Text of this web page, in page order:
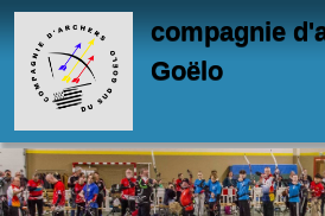
compagnie
Goëlo
Panneau de gestion des cookies